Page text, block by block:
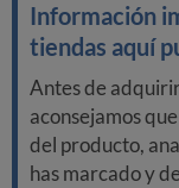
Información
tiendas aquí
Antes de
aconsejamos
del producto,
has marcado y